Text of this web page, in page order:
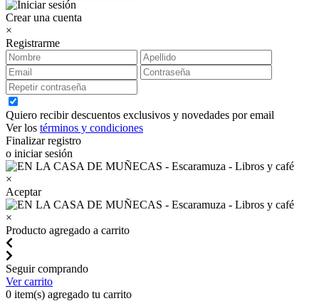
Crear una cuenta
×
Registrarme
Quiero recibir descuentos exclusivos y novedades por email
Ver los términos y condiciones
Finalizar registro
o iniciar sesión
×
Aceptar
×
Producto agregado a carrito
Seguir comprando
Ver carrito
0 item(s) agregado tu carrito